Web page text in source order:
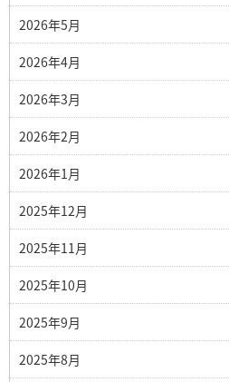
2026年5月
2026年4月
2026年3月
2026年2月
2026年1月
2025年12月
2025年11月
2025年10月
2025年9月
2025年8月